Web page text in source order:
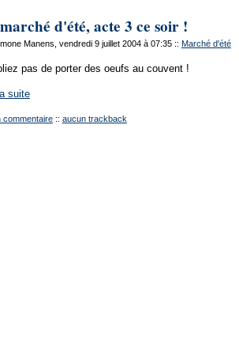
d'été, acte 3 ce soir !
Manens, vendredi 9 juillet 2004 à 07:35 :: Marché d'été
pas de porter des oeufs au couvent !
suite
commentaire :: aucun trackback